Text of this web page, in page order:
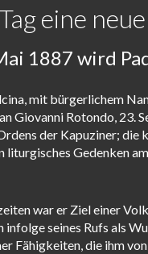
eine
1887 wird
mit bürgerlichem
Giovanni Rotondo, 23.
der Kapuziner;
liturgisches Gedenken
war er Ziel einer
infolge seines Rufs als
Fähigkeiten, die ihm